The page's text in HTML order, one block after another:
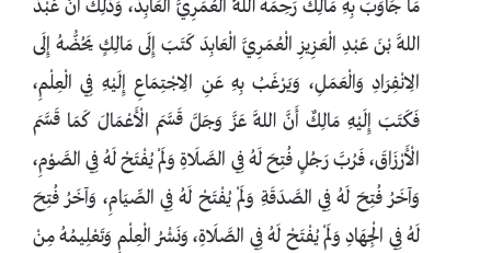
مَا جَاوَبَ بِهِ مَالِكٌ رَحِمَهُ اللَّهُ الْعُمَرِيَّ الْعَابِدَ، وَذَلِكَ أَنَّ عَبْدَ
اللَّهِ بْنَ عَبْدِ الْعَزِيزِ الْعُمَرِيَّ الْعَابِدَ كَتَبَ إِلَى مَالِكٍ يَحُضُّهُ إِلَى
الِانْفِرَادِ وَالْعَمَلِ، وَيَرْغَبُ بِهِ عَنِ الِاجْتِمَاعِ إِلَيْهِ فِي الْعِلْمِ،
فَكَتَبَ إِلَيْهِ مَالِكٌ أَنَّ اللَّهَ عَزَّ وَجَلَّ قَسَّمَ الْأَعْمَالَ كَمَا قَسَّمَ
الْأَرْزَاقَ، فَرُبَّ رَجُلٍ فُتِحَ لَهُ فِي الصَّلَاةِ وَلَمْ يُفْتَحْ لَهُ فِي الصَّوْمِ،
وَآخَرُ فُتِحَ لَهُ فِي الصَّدَقَةِ وَلَمْ يُفْتَحْ لَهُ فِي الصِّيَامِ، وَآخَرُ فُتِحَ
لَهُ فِي الْجِهَادِ وَلَمْ يُفْتَحْ لَهُ فِي الصَّلَاةِ، وَنَشْرُ الْعِلْمِ وَتَعْلِيمُهُ مِنْ